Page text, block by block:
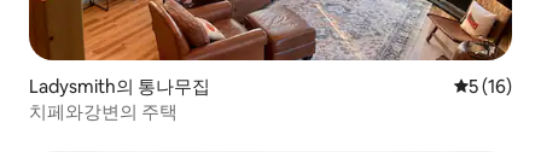
Ladysmith의 통나무집 평점 5점
5 (16)
치페와강변의 주택